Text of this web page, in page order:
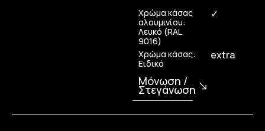
Χρώμα κάσας
αλουμινίου:
Λευκό (RAL
9016)
✓
Χρώμα κάσας:
Ειδικό
extra
Μόνωση /
Στεγάνωση